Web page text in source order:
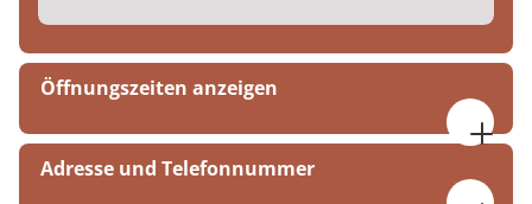
Öffnungszeiten anzeigen
Ganztägig geöffnet
Adresse und Telefonnummer